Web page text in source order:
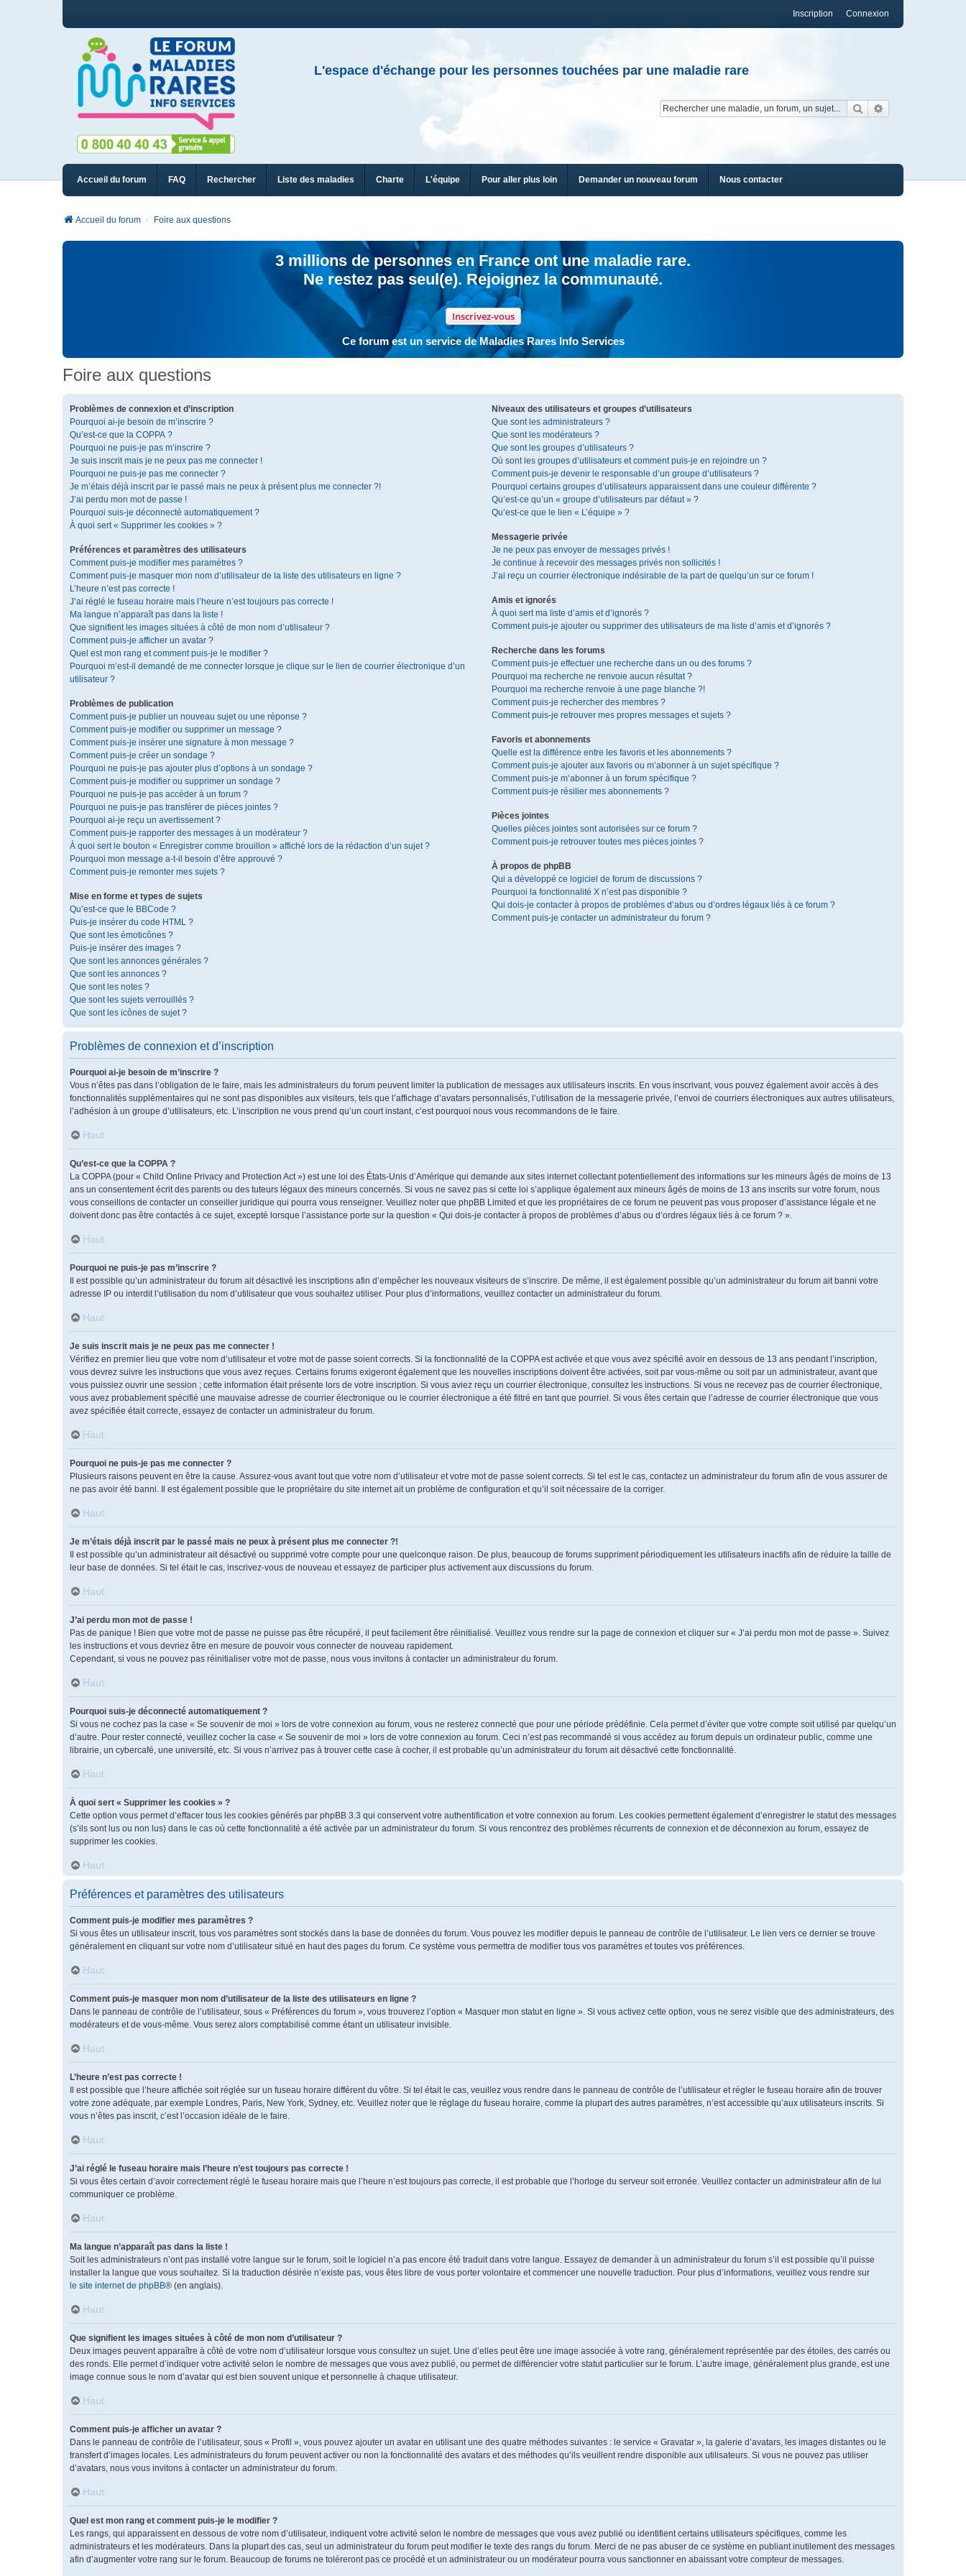
Connexion
Inscription
L'espace d'échange pour les personnes touchées par une maladie rare
Rechercher
Accueil du forum FAQ Rechercher Liste des maladies Charte L'équipe Pour aller plus loin Demander un nouveau forum Nous contacter
Accueil du forum Foire aux questions
3 millions de personnes en France ont une maladie rare.
Ne restez pas seul(e). Rejoignez la communauté.
Inscrivez-vous
Ce forum est un service de Maladies Rares Info Services
Foire aux questions
Problèmes de connexion et d’inscription
Pourquoi ai-je besoin de m’inscrire ?
Qu’est-ce que la COPPA ?
Pourquoi ne puis-je pas m’inscrire ?
Je suis inscrit mais je ne peux pas me connecter !
Pourquoi ne puis-je pas me connecter ?
Je m’étais déjà inscrit par le passé mais ne peux à présent plus me connecter ?!
J’ai perdu mon mot de passe !
Pourquoi suis-je déconnecté automatiquement ?
À quoi sert « Supprimer les cookies » ?
Préférences et paramètres des utilisateurs
Comment puis-je modifier mes paramètres ?
Comment puis-je masquer mon nom d’utilisateur de la liste des utilisateurs en ligne ?
L’heure n’est pas correcte !
J’ai réglé le fuseau horaire mais l’heure n’est toujours pas correcte !
Ma langue n’apparaît pas dans la liste !
Que signifient les images situées à côté de mon nom d’utilisateur ?
Comment puis-je afficher un avatar ?
Quel est mon rang et comment puis-je le modifier ?
Pourquoi m’est-il demandé de me connecter lorsque je clique sur le lien de courrier électronique d’un
utilisateur ?
Problèmes de publication
Comment puis-je publier un nouveau sujet ou une réponse ?
Comment puis-je modifier ou supprimer un message ?
Comment puis-je insérer une signature à mon message ?
Comment puis-je créer un sondage ?
Pourquoi ne puis-je pas ajouter plus d’options à un sondage ?
Comment puis-je modifier ou supprimer un sondage ?
Pourquoi ne puis-je pas accéder à un forum ?
Pourquoi ne puis-je pas transférer de pièces jointes ?
Pourquoi ai-je reçu un avertissement ?
Comment puis-je rapporter des messages à un modérateur ?
À quoi sert le bouton « Enregistrer comme brouillon » affiché lors de la rédaction d’un sujet ?
Pourquoi mon message a-t-il besoin d’être approuvé ?
Comment puis-je remonter mes sujets ?
Mise en forme et types de sujets
Qu’est-ce que le BBCode ?
Puis-je insérer du code HTML ?
Que sont les émoticônes ?
Puis-je insérer des images ?
Que sont les annonces générales ?
Que sont les annonces ?
Que sont les notes ?
Que sont les sujets verrouillés ?
Que sont les icônes de sujet ?
Niveaux des utilisateurs et groupes d’utilisateurs
Que sont les administrateurs ?
Que sont les modérateurs ?
Que sont les groupes d’utilisateurs ?
Où sont les groupes d’utilisateurs et comment puis-je en rejoindre un ?
Comment puis-je devenir le responsable d’un groupe d’utilisateurs ?
Pourquoi certains groupes d’utilisateurs apparaissent dans une couleur différente ?
Qu’est-ce qu’un « groupe d’utilisateurs par défaut » ?
Qu’est-ce que le lien « L’équipe » ?
Messagerie privée
Je ne peux pas envoyer de messages privés !
Je continue à recevoir des messages privés non sollicités !
J’ai reçu un courrier électronique indésirable de la part de quelqu’un sur ce forum !
Amis et ignorés
À quoi sert ma liste d’amis et d’ignorés ?
Comment puis-je ajouter ou supprimer des utilisateurs de ma liste d’amis et d’ignorés ?
Recherche dans les forums
Comment puis-je effectuer une recherche dans un ou des forums ?
Pourquoi ma recherche ne renvoie aucun résultat ?
Pourquoi ma recherche renvoie à une page blanche ?!
Comment puis-je rechercher des membres ?
Comment puis-je retrouver mes propres messages et sujets ?
Favoris et abonnements
Quelle est la différence entre les favoris et les abonnements ?
Comment puis-je ajouter aux favoris ou m’abonner à un sujet spécifique ?
Comment puis-je m’abonner à un forum spécifique ?
Comment puis-je résilier mes abonnements ?
Pièces jointes
Quelles pièces jointes sont autorisées sur ce forum ?
Comment puis-je retrouver toutes mes pièces jointes ?
À propos de phpBB
Qui a développé ce logiciel de forum de discussions ?
Pourquoi la fonctionnalité X n’est pas disponible ?
Qui dois-je contacter à propos de problèmes d’abus ou d’ordres légaux liés à ce forum ?
Comment puis-je contacter un administrateur du forum ?
Problèmes de connexion et d’inscription
Pourquoi ai-je besoin de m’inscrire ?
Vous n’êtes pas dans l’obligation de le faire, mais les administrateurs du forum peuvent limiter la publication de messages aux utilisateurs inscrits. En vous inscrivant, vous pouvez également avoir accès à des
fonctionnalités supplémentaires qui ne sont pas disponibles aux visiteurs, tels que l’affichage d’avatars personnalisés, l’utilisation de la messagerie privée, l’envoi de courriers électroniques aux autres utilisateurs,
l’adhésion à un groupe d’utilisateurs, etc. L’inscription ne vous prend qu’un court instant, c’est pourquoi nous vous recommandons de le faire.
Haut
Qu’est-ce que la COPPA ?
La COPPA (pour « Child Online Privacy and Protection Act ») est une loi des États-Unis d’Amérique qui demande aux sites internet collectant potentiellement des informations sur les mineurs âgés de moins de 13
ans un consentement écrit des parents ou des tuteurs légaux des mineurs concernés. Si vous ne savez pas si cette loi s’applique également aux mineurs âgés de moins de 13 ans inscrits sur votre forum, nous
vous conseillons de contacter un conseiller juridique qui pourra vous renseigner. Veuillez noter que phpBB Limited et que les propriétaires de ce forum ne peuvent pas vous proposer d’assistance légale et ne
doivent donc pas être contactés à ce sujet, excepté lorsque l’assistance porte sur la question « Qui dois-je contacter à propos de problèmes d’abus ou d’ordres légaux liés à ce forum ? ».
Haut
Pourquoi ne puis-je pas m’inscrire ?
Il est possible qu’un administrateur du forum ait désactivé les inscriptions afin d’empêcher les nouveaux visiteurs de s’inscrire. De même, il est également possible qu’un administrateur du forum ait banni votre
adresse IP ou interdit l’utilisation du nom d’utilisateur que vous souhaitez utiliser. Pour plus d’informations, veuillez contacter un administrateur du forum.
Haut
Je suis inscrit mais je ne peux pas me connecter !
Vérifiez en premier lieu que votre nom d’utilisateur et votre mot de passe soient corrects. Si la fonctionnalité de la COPPA est activée et que vous avez spécifié avoir en dessous de 13 ans pendant l’inscription,
vous devrez suivre les instructions que vous avez reçues. Certains forums exigeront également que les nouvelles inscriptions doivent être activées, soit par vous-même ou soit par un administrateur, avant que
vous puissiez ouvrir une session ; cette information était présente lors de votre inscription. Si vous aviez reçu un courrier électronique, consultez les instructions. Si vous ne recevez pas de courrier électronique,
vous avez probablement spécifié une mauvaise adresse de courrier électronique ou le courrier électronique a été filtré en tant que pourriel. Si vous êtes certain que l’adresse de courrier électronique que vous
avez spécifiée était correcte, essayez de contacter un administrateur du forum.
Haut
Pourquoi ne puis-je pas me connecter ?
Plusieurs raisons peuvent en être la cause. Assurez-vous avant tout que votre nom d’utilisateur et votre mot de passe soient corrects. Si tel est le cas, contactez un administrateur du forum afin de vous assurer de
ne pas avoir été banni. Il est également possible que le propriétaire du site internet ait un problème de configuration et qu’il soit nécessaire de la corriger.
Haut
Je m’étais déjà inscrit par le passé mais ne peux à présent plus me connecter ?!
Il est possible qu’un administrateur ait désactivé ou supprimé votre compte pour une quelconque raison. De plus, beaucoup de forums suppriment périodiquement les utilisateurs inactifs afin de réduire la taille de
leur base de données. Si tel était le cas, inscrivez-vous de nouveau et essayez de participer plus activement aux discussions du forum.
Haut
J’ai perdu mon mot de passe !
Pas de panique ! Bien que votre mot de passe ne puisse pas être récupéré, il peut facilement être réinitialisé. Veuillez vous rendre sur la page de connexion et cliquer sur « J’ai perdu mon mot de passe ». Suivez
les instructions et vous devriez être en mesure de pouvoir vous connecter de nouveau rapidement.
Cependant, si vous ne pouvez pas réinitialiser votre mot de passe, nous vous invitons à contacter un administrateur du forum.
Haut
Pourquoi suis-je déconnecté automatiquement ?
Si vous ne cochez pas la case « Se souvenir de moi » lors de votre connexion au forum, vous ne resterez connecté que pour une période prédéfinie. Cela permet d’éviter que votre compte soit utilisé par quelqu’un
d’autre. Pour rester connecté, veuillez cocher la case « Se souvenir de moi » lors de votre connexion au forum. Ceci n’est pas recommandé si vous accédez au forum depuis un ordinateur public, comme une
librairie, un cybercafé, une université, etc. Si vous n’arrivez pas à trouver cette case à cocher, il est probable qu’un administrateur du forum ait désactivé cette fonctionnalité.
Haut
À quoi sert « Supprimer les cookies » ?
Cette option vous permet d’effacer tous les cookies générés par phpBB 3.3 qui conservent votre authentification et votre connexion au forum. Les cookies permettent également d’enregistrer le statut des messages
(s’ils sont lus ou non lus) dans le cas où cette fonctionnalité a été activée par un administrateur du forum. Si vous rencontrez des problèmes récurrents de connexion et de déconnexion au forum, essayez de
supprimer les cookies.
Haut
Préférences et paramètres des utilisateurs
Comment puis-je modifier mes paramètres ?
Si vous êtes un utilisateur inscrit, tous vos paramètres sont stockés dans la base de données du forum. Vous pouvez les modifier depuis le panneau de contrôle de l’utilisateur. Le lien vers ce dernier se trouve
généralement en cliquant sur votre nom d’utilisateur situé en haut des pages du forum. Ce système vous permettra de modifier tous vos paramètres et toutes vos préférences.
Haut
Comment puis-je masquer mon nom d’utilisateur de la liste des utilisateurs en ligne ?
Dans le panneau de contrôle de l’utilisateur, sous « Préférences du forum », vous trouverez l’option « Masquer mon statut en ligne ». Si vous activez cette option, vous ne serez visible que des administrateurs, des
modérateurs et de vous-même. Vous serez alors comptabilisé comme étant un utilisateur invisible.
Haut
L’heure n’est pas correcte !
Il est possible que l’heure affichée soit réglée sur un fuseau horaire différent du vôtre. Si tel était le cas, veuillez vous rendre dans le panneau de contrôle de l’utilisateur et régler le fuseau horaire afin de trouver
votre zone adéquate, par exemple Londres, Paris, New York, Sydney, etc. Veuillez noter que le réglage du fuseau horaire, comme la plupart des autres paramètres, n’est accessible qu’aux utilisateurs inscrits. Si
vous n’êtes pas inscrit, c’est l’occasion idéale de le faire.
Haut
J’ai réglé le fuseau horaire mais l’heure n’est toujours pas correcte !
Si vous êtes certain d’avoir correctement réglé le fuseau horaire mais que l’heure n’est toujours pas correcte, il est probable que l’horloge du serveur soit erronée. Veuillez contacter un administrateur afin de lui
communiquer ce problème.
Haut
Ma langue n’apparaît pas dans la liste !
Soit les administrateurs n’ont pas installé votre langue sur le forum, soit le logiciel n’a pas encore été traduit dans votre langue. Essayez de demander à un administrateur du forum s’il est possible qu’il puisse
installer la langue que vous souhaitez. Si la traduction désirée n’existe pas, vous êtes libre de vous porter volontaire et commencer une nouvelle traduction. Pour plus d’informations, veuillez vous rendre sur
le site internet de phpBB® (en anglais).
Haut
Que signifient les images situées à côté de mon nom d’utilisateur ?
Deux images peuvent apparaître à côté de votre nom d’utilisateur lorsque vous consultez un sujet. Une d’elles peut être une image associée à votre rang, généralement représentée par des étoiles, des carrés ou
des ronds. Elle permet d’indiquer votre activité selon le nombre de messages que vous avez publié, ou permet de différencier votre statut particulier sur le forum. L’autre image, généralement plus grande, est une
image connue sous le nom d’avatar qui est bien souvent unique et personnelle à chaque utilisateur.
Haut
Comment puis-je afficher un avatar ?
Dans le panneau de contrôle de l’utilisateur, sous « Profil », vous pouvez ajouter un avatar en utilisant une des quatre méthodes suivantes : le service « Gravatar », la galerie d’avatars, les images distantes ou le
transfert d’images locales. Les administrateurs du forum peuvent activer ou non la fonctionnalité des avatars et des méthodes qu’ils veuillent rendre disponible aux utilisateurs. Si vous ne pouvez pas utiliser
d’avatars, nous vous invitons à contacter un administrateur du forum.
Haut
Quel est mon rang et comment puis-je le modifier ?
Les rangs, qui apparaissent en dessous de votre nom d’utilisateur, indiquent votre activité selon le nombre de messages que vous avez publié ou identifient certains utilisateurs spécifiques, comme les
administrateurs et les modérateurs. Dans la plupart des cas, seul un administrateur du forum peut modifier le texte des rangs du forum. Merci de ne pas abuser de ce système en publiant inutilement des messages
afin d’augmenter votre rang sur le forum. Beaucoup de forums ne toléreront pas ce procédé et un administrateur ou un modérateur pourra vous sanctionner en abaissant votre compteur de messages.